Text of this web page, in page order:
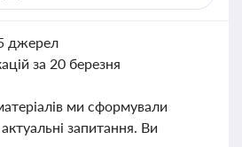
джерел
за 20 березня
ми сформували
актуальні запитання. Ви